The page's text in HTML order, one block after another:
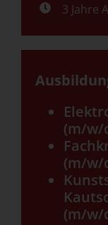
3 Jahre
(m/w/
(m/w/
(m/w/